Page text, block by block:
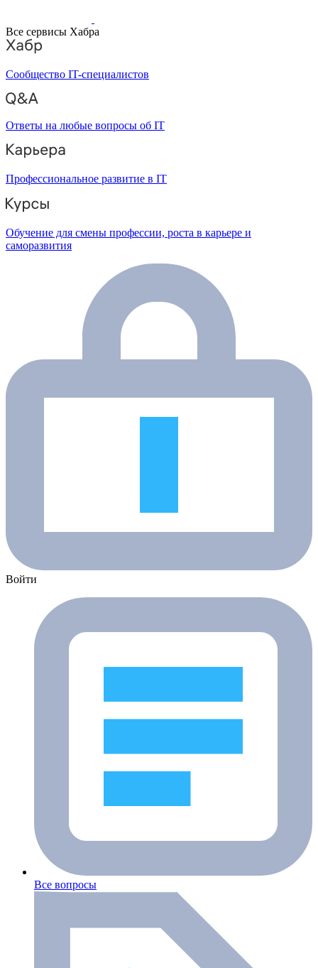
Все сервисы Хабра
Сообщество IT-специалистов
Ответы на любые вопросы об IT
Профессиональное развитие в IT
Обучение для смены профессии, роста в карьере и
саморазвития
Войти
Все вопросы